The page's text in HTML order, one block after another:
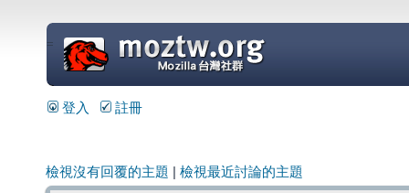
=
登入 註冊
檢視沒有回覆的主題 檢視最近討論的主題